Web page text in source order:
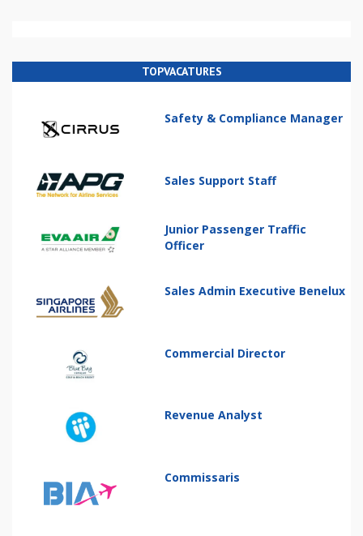
TOPVACATURES
Safety & Compliance Manager
Sales Support Staff
Junior Passenger Traffic
Officer
Sales Admin Executive Benelux
Commercial Director
Revenue Analyst
Commissaris